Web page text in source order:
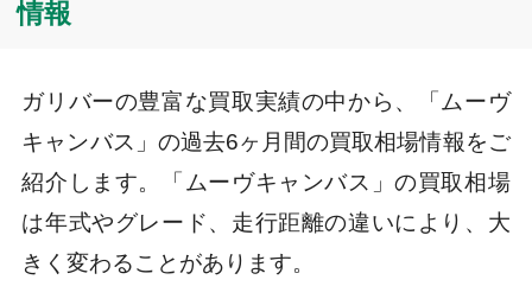
情報
ガリバーの豊富な買取実績の中から、「ムーヴ
キャンバス」の過去6ヶ月間の買取相場情報をご
紹介します。「ムーヴキャンバス」の買取相場
は年式やグレード、走行距離の違いにより、大
きく変わることがあります。